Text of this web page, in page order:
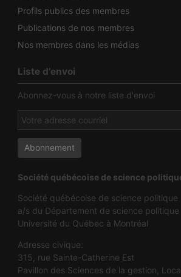
Profils publics des membres
Publications de nos membres
Nos membres dans les médias
Liste d’envoi
Abonnez-vous à notre liste d'envoi
Société québécoise de science
Société québécoise de science politique
a/s du Département de science politique
Université du Québec à Montréal
Adresse civique:
315, rue Sainte-Catherine Est
Pavillon des Sciences de la gestion,